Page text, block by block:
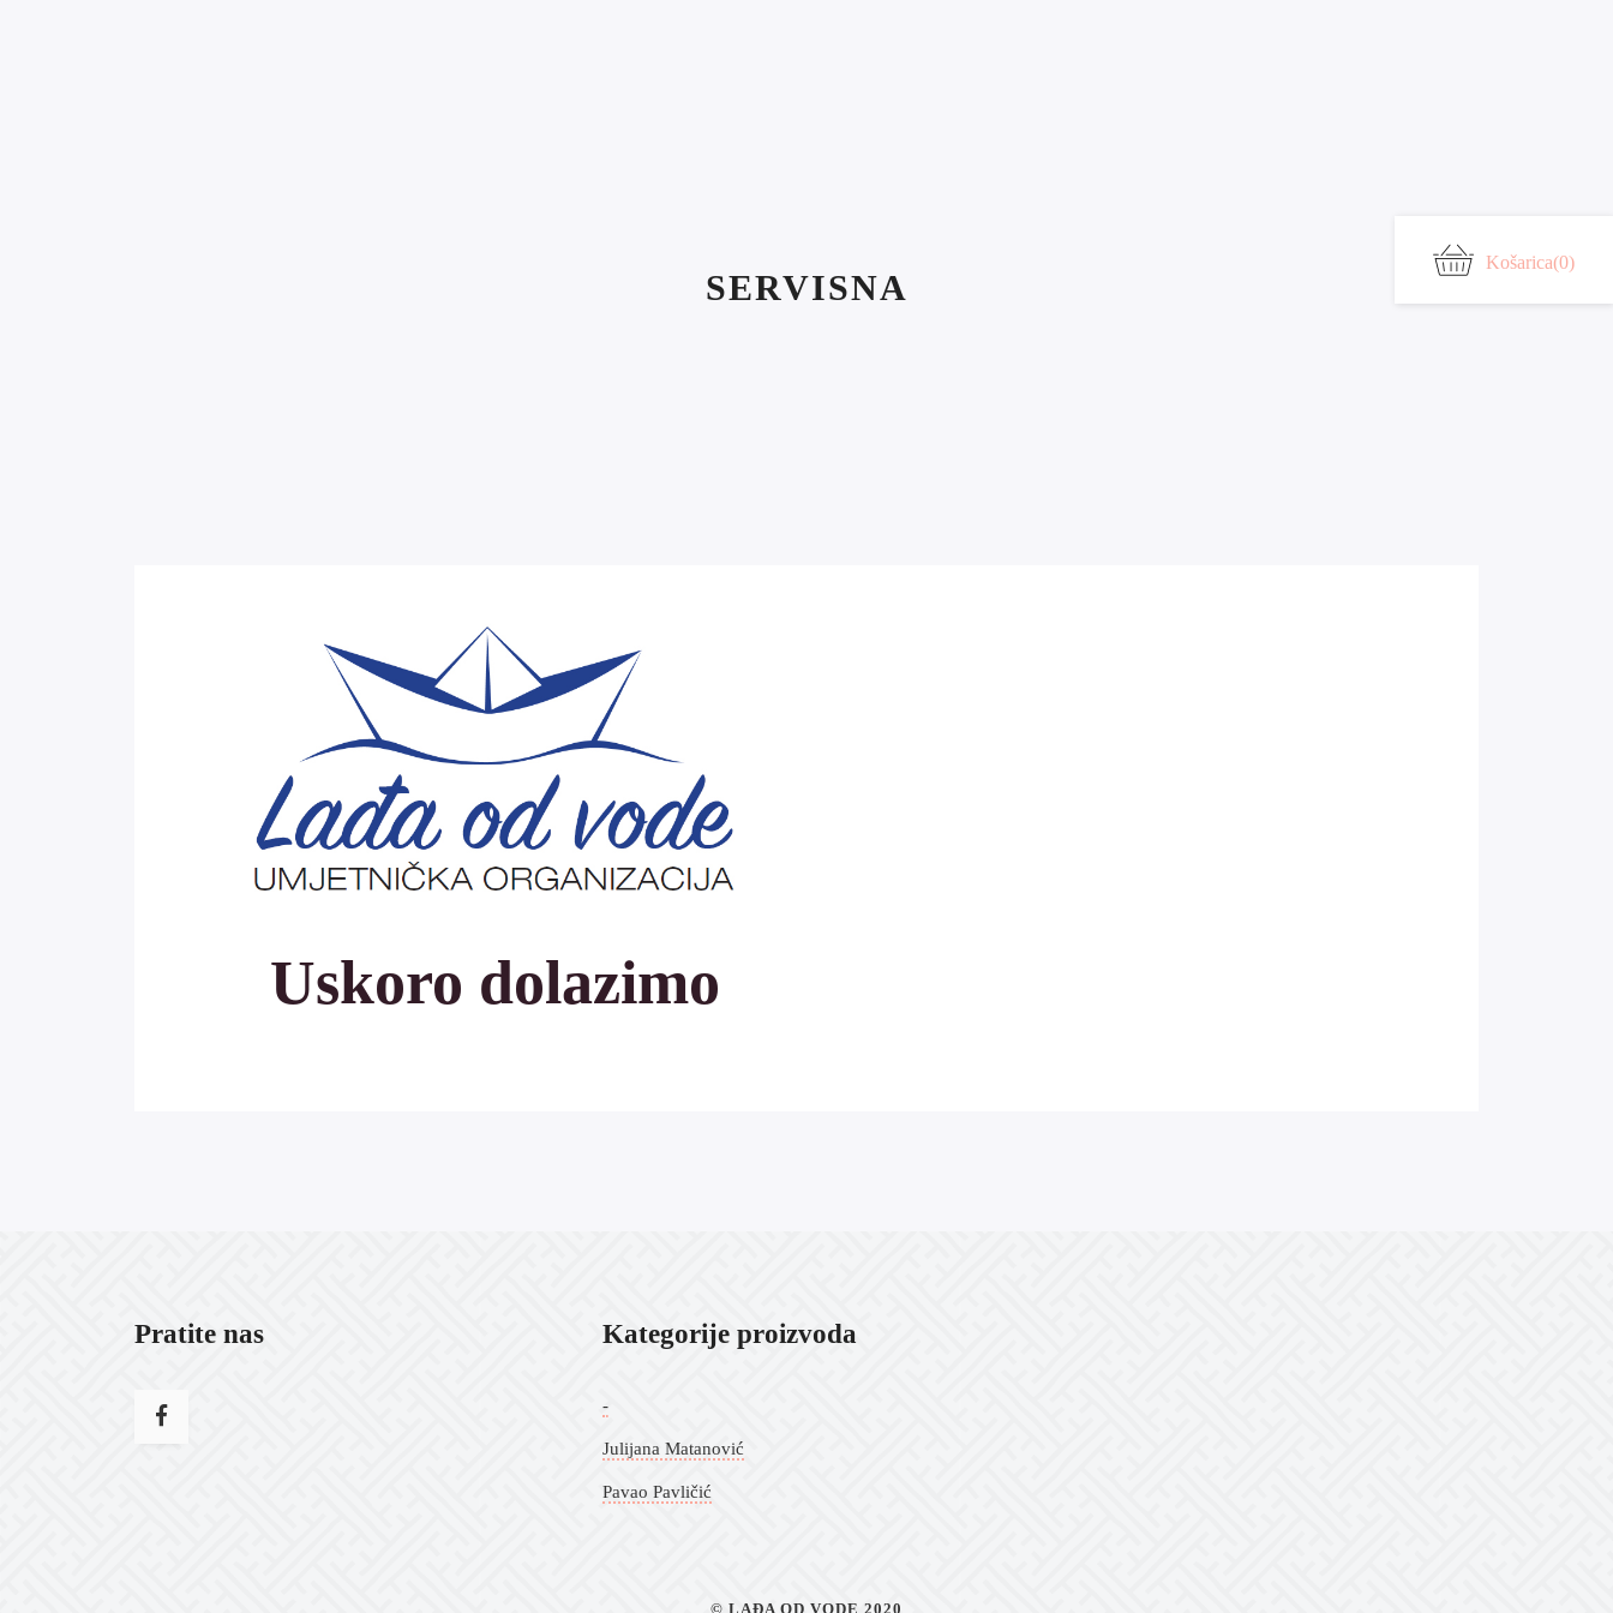
Košarica(0)
SERVISNA
Uskoro dolazimo
Pratite nas Kategorije proizvoda
-
Julijana Matanović
Pavao Pavličić
© LAĐA OD VODE 2020